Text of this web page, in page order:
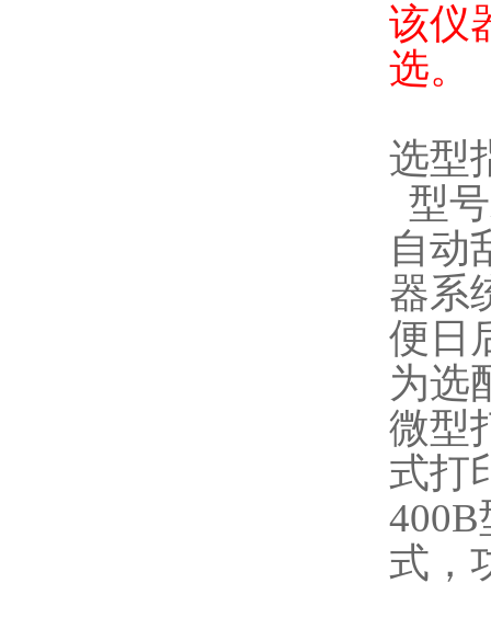
该仪
选。
选型
型
自动
器系
便日
为选
微型
式打
式，